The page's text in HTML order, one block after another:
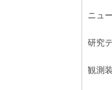
ニュ
研究
観測